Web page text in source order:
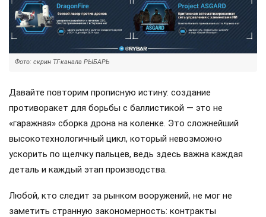
Фото: скрин ТГ-канала РЫБАРЬ
Давайте повторим прописную истину: создание
противоракет для борьбы с баллистикой — это не
«гаражная» сборка дрона на коленке. Это сложнейший
высокотехнологичный цикл, который невозможно
ускорить по щелчку пальцев, ведь здесь важна каждая
деталь и каждый этап производства.
Любой, кто следит за рынком вооружений, не мог не
заметить странную закономерность: контракты